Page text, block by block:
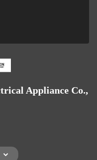
Appliance Co.,